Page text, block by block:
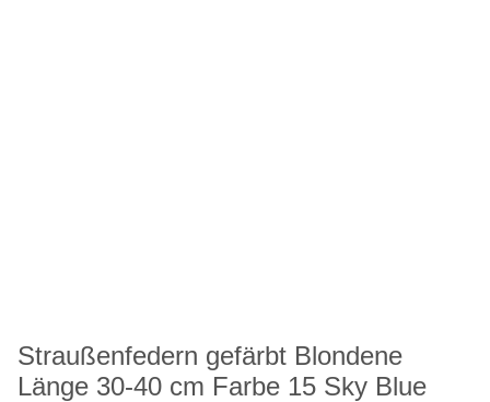
Straußenfedern gefärbt Blondene
Länge 30-40 cm Farbe 15 Sky Blue